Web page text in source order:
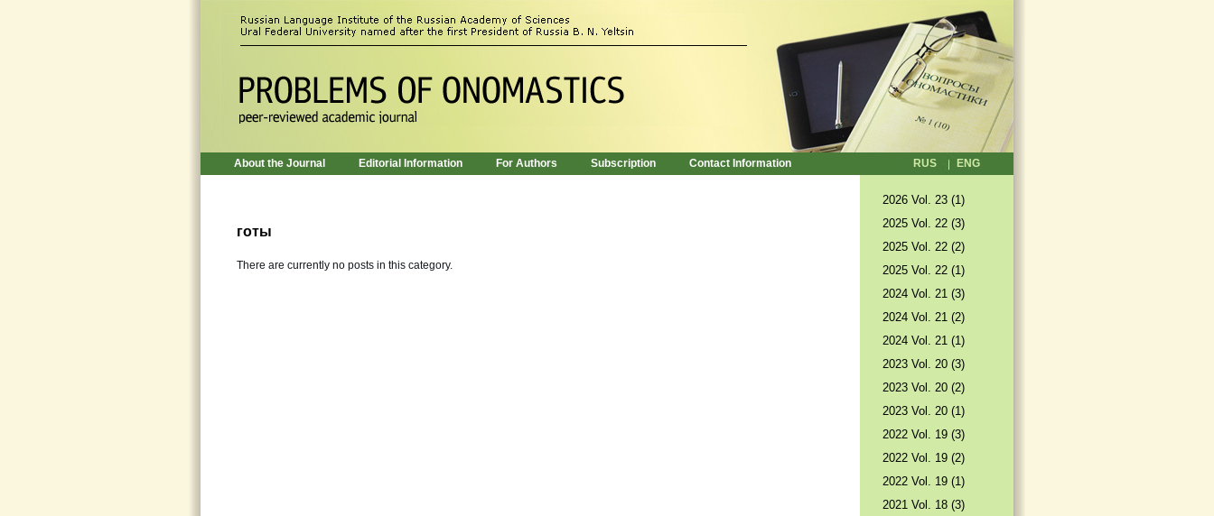
About the Journal Editorial Information For Authors Subscription Contact Information RUS ENG
готы
There are currently no posts in this category.
2026 Vol. 23 (1)
2025 Vol. 22 (3)
2025 Vol. 22 (2)
2025 Vol. 22 (1)
2024 Vol. 21 (3)
2024 Vol. 21 (2)
2024 Vol. 21 (1)
2023 Vol. 20 (3)
2023 Vol. 20 (2)
2023 Vol. 20 (1)
2022 Vol. 19 (3)
2022 Vol. 19 (2)
2022 Vol. 19 (1)
2021 Vol. 18 (3)